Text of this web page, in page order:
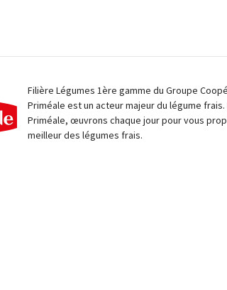
Filière Légumes 1ère gamme du Groupe
Priméale est un acteur majeur du légume frais.
Priméale, œuvrons chaque jour pour vous
meilleur des légumes frais.